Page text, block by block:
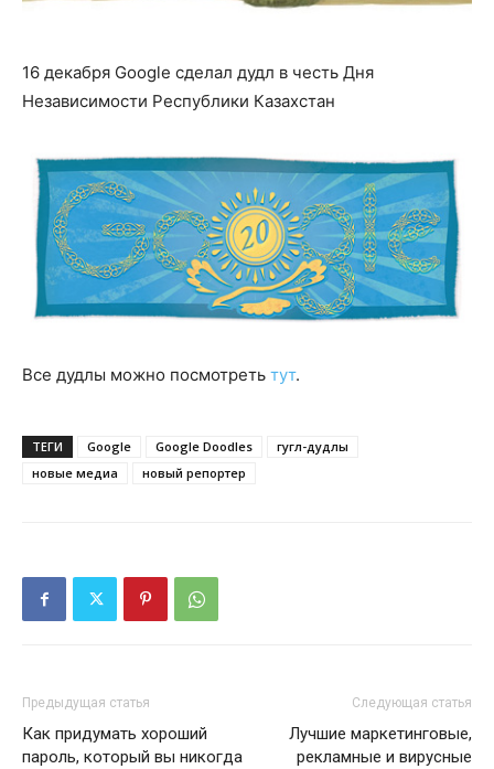
16 декабря Google сделал дудл в честь Дня
Независимости Республики Казахстан
Все дудлы можно посмотреть тут.
ТЕГИ Google Google Doodles
гугл-дудлы
новые медиа
новый репортер
Предыдущая статья
Как придумать хороший
пароль, который вы никогда
Следующая статья
Лучшие маркетинговые,
рекламные и вирусные